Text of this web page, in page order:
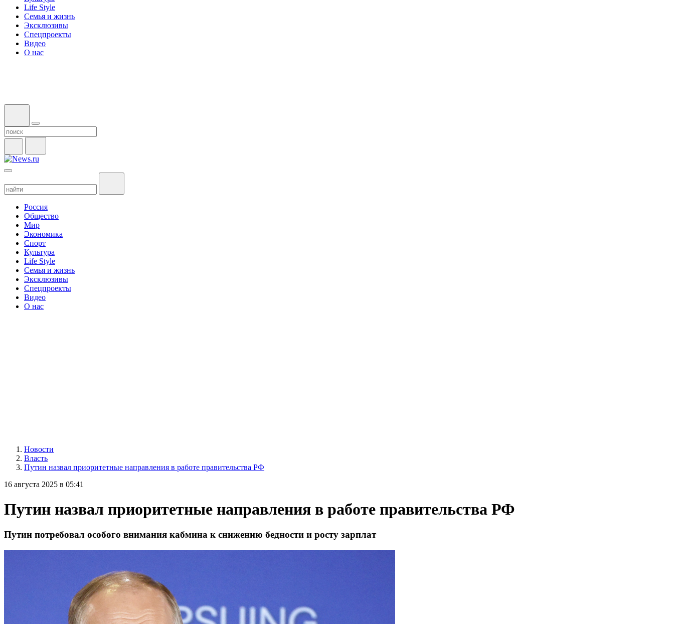
Life Style
Семья и жизнь
Эксклюзивы
Спецпроекты
Видео
О нас
Россия
Общество
Мир
Экономика
Спорт
Культура
Life Style
Семья и жизнь
Эксклюзивы
Спецпроекты
Видео
О нас
Новости
Власть
Путин назвал приоритетные направления в работе правительства РФ
16 августа 2025 в 05:41
Путин назвал приоритетные направления в работе правительства РФ
Путин потребовал особого внимания кабмина к снижению бедности и росту зарплат